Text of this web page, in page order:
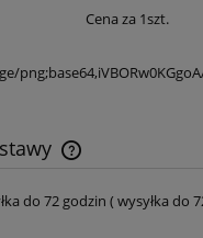
Cena za 1szt.
ewentualnych kosztów
do 72 godzin ( wysyłka do